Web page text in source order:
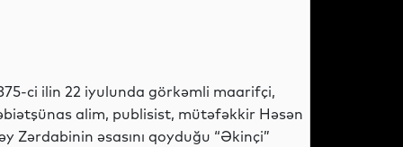
ci ilin 22 iyulunda görkəmli maarifçi,
alim, publisist, mütəfəkkir Həsən
Zərdabinin əsasını qoyduğu “Əkinçi”